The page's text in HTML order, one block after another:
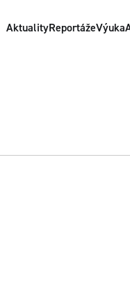
AktualityReportážeVýuka